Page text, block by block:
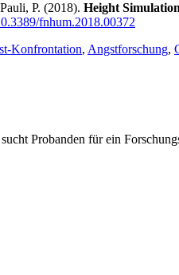
P. (2018). Height
fnhum.2018.00372
Konfrontation, Angstforschung,
sucht Probanden für ein